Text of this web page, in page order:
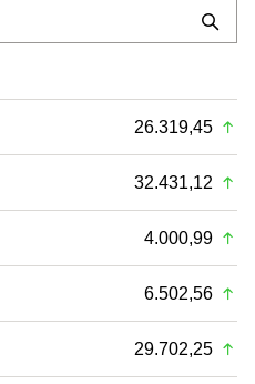
26.319,45
32.431,12
4.000,99
6.502,56
29.702,25